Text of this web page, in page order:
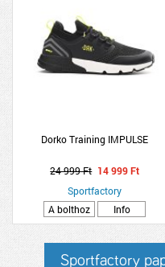
Dorko Training IMPULSE
24 999 Ft 14 999 Ft
Sportfactory
A bolthoz
Info
Sportfactory